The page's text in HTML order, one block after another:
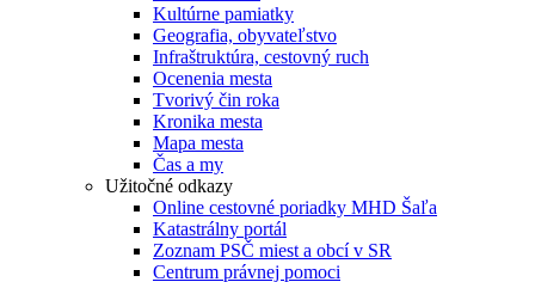
Kultúrne pamiatky
Geografia, obyvateľstvo
Infraštruktúra, cestovný ruch
Ocenenia mesta
Tvorivý čin roka
Kronika mesta
Mapa mesta
Čas a my
Užitočné odkazy
Online cestovné poriadky MHD Šaľa
Katastrálny portál
Zoznam PSČ miest a obcí v SR
Centrum právnej pomoci